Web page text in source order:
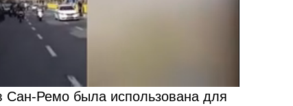
Сан-Ремо была использована для